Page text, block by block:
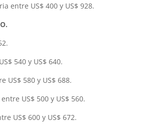
entre US$ 400 y US$ 928.
540 y US$ 640.
US$ 580 y US$ 688.
US$ 500 y US$ 560.
US$ 600 y US$ 672.